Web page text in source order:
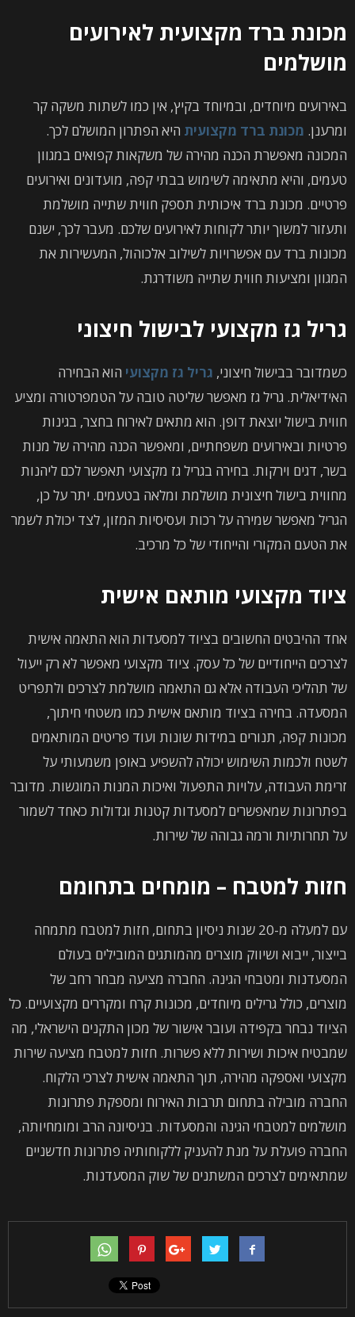
מכונת ברד מקצועית לאירועים
מושלמים
באירועים מיוחדים, ובמיוחד בקיץ, אין כמו לשתות משקה קר
ומרענן. מכונת ברד מקצועית היא הפתרון המושלם לכך.
המכונה מאפשרת הכנה מהירה של משקאות קפואים במגוון
טעמים, והיא מתאימה לשימוש בבתי קפה, מועדונים ואירועים
פרטיים. מכונת ברד איכותית תספק חווית שתייה מושלמת
ותעזור למשוך יותר לקוחות לאירועים שלכם. מעבר לכך, ישנם
מכונות ברד עם אפשרויות לשילוב אלכוהול, המעשירות את
המגוון ומציעות חווית שתייה משודרגת.
גריל גז מקצועי לבישול חיצוני
כשמדובר בבישול חיצוני, גריל גז מקצועי הוא הבחירה
האידיאלית. גריל גז מאפשר שליטה טובה על הטמפרטורה ומציע
חווית בישול יוצאת דופן. הוא מתאים לאירוח בחצר, בגינות
פרטיות ובאירועים משפחתיים, ומאפשר הכנה מהירה של מנות
בשר, דגים וירקות. בחירה בגריל גז מקצועי תאפשר לכם ליהנות
מחווית בישול חיצונית מושלמת ומלאה בטעמים. יתר על כן,
הגריל מאפשר שמירה על רכות ועסיסיות המזון, לצד יכולת לשמר
את הטעם המקורי והייחודי של כל מרכיב.
ציוד מקצועי מותאם אישית
אחד ההיבטים החשובים בציוד למסעדות הוא התאמה אישית
לצרכים הייחודיים של כל עסק. ציוד מקצועי מאפשר לא רק ייעול
של תהליכי העבודה אלא גם התאמה מושלמת לצרכים ולתפריט
המסעדה. בחירה בציוד מותאם אישית כמו משטחי חיתוך,
מכונות קפה, תנורים במידות שונות ועוד פריטים המותאמים
לשטח ולכמות השימוש יכולה להשפיע באופן משמעותי על
זרימת העבודה, עלויות התפעול ואיכות המנות המוגשות. מדובר
בפתרונות שמאפשרים למסעדות קטנות וגדולות כאחד לשמור
על תחרותיות ורמה גבוהה של שירות.
חזות למטבח – מומחים בתחומם
עם למעלה מ-20 שנות ניסיון בתחום, חזות למטבח מתמחה
בייצור, ייבוא ושיווק מוצרים מהמותגים המובילים בעולם
המסעדנות ומטבחי הגינה. החברה מציעה מבחר רחב של
מוצרים, כולל גרילים מיוחדים, מכונות קרח ומקררים מקצועיים. כל
הציוד נבחר בקפידה ועובר אישור של מכון התקנים הישראלי, מה
שמבטיח איכות ושירות ללא פשרות. חזות למטבח מציעה שירות
מקצועי ואספקה מהירה, תוך התאמה אישית לצרכי הלקוח.
החברה מובילה בתחום תרבות האירוח ומספקת פתרונות
מושלמים למטבחי הגינה והמסעדות. בניסיונה הרב ומומחיותה,
החברה פועלת על מנת להעניק ללקוחותיה פתרונות חדשניים
שמתאימים לצרכים המשתנים של שוק המסעדנות.